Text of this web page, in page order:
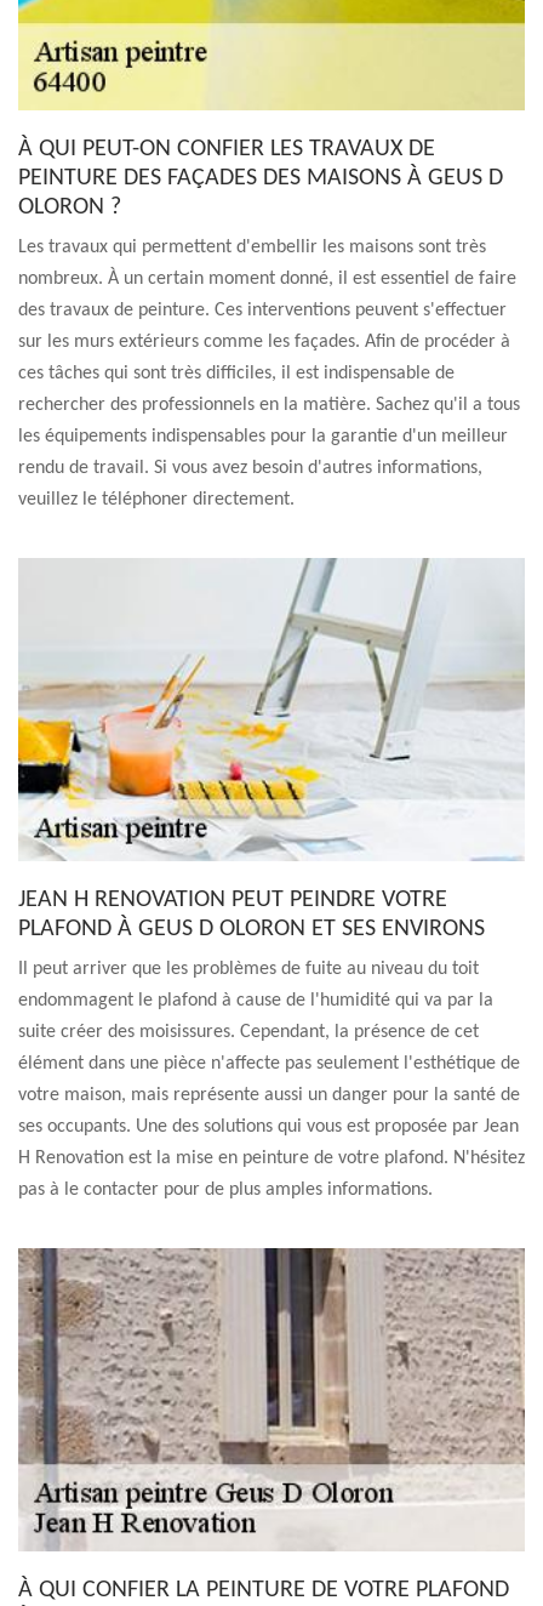
À QUI PEUT-ON CONFIER LES TRAVAUX DE
PEINTURE DES FAÇADES DES MAISONS À GEUS D
OLORON ?
Les travaux qui permettent d'embellir les maisons sont très
nombreux. À un certain moment donné, il est essentiel de faire
des travaux de peinture. Ces interventions peuvent s'effectuer
sur les murs extérieurs comme les façades. Afin de procéder à
ces tâches qui sont très difficiles, il est indispensable de
rechercher des professionnels en la matière. Sachez qu'il a tous
les équipements indispensables pour la garantie d'un meilleur
rendu de travail. Si vous avez besoin d'autres informations,
veuillez le téléphoner directement.
JEAN H RENOVATION PEUT PEINDRE VOTRE
PLAFOND À GEUS D OLORON ET SES ENVIRONS
Il peut arriver que les problèmes de fuite au niveau du toit
endommagent le plafond à cause de l'humidité qui va par la
suite créer des moisissures. Cependant, la présence de cet
élément dans une pièce n'affecte pas seulement l'esthétique de
votre maison, mais représente aussi un danger pour la santé de
ses occupants. Une des solutions qui vous est proposée par Jean
H Renovation est la mise en peinture de votre plafond. N'hésitez
pas à le contacter pour de plus amples informations.
À QUI CONFIER LA PEINTURE DE VOTRE PLAFOND